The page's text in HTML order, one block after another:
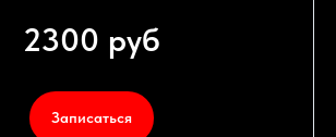
2300 руб
Записаться